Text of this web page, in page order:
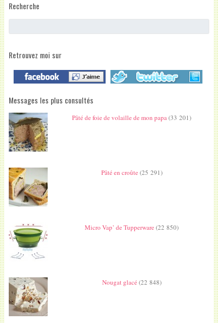
Recherche
Retrouvez moi sur
Messages les plus consultés
Pâté de foie de volaille de mon papa(33 201)
Pâté en croûte(25 291)
Micro Vap’ de Tupperware(22 850)
Nougat glacé(22 848)